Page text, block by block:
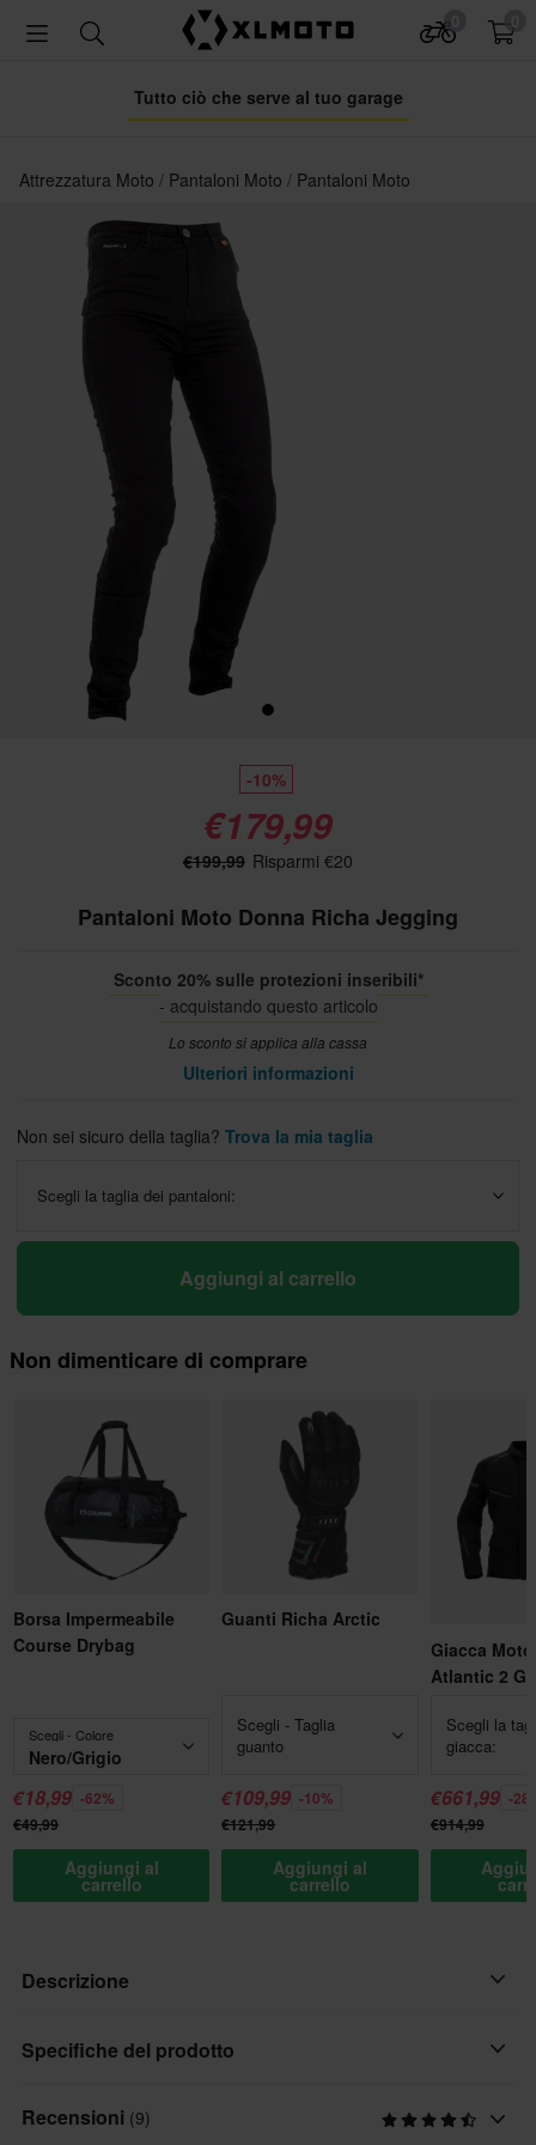
Tutto ciò che serve al tuo garage
Attrezzatura Moto Pantaloni Moto Pantaloni Moto
-10%
€179,99
€199,99 Risparmi €20
Pantaloni Moto Donna Richa Jegging
Sconto 20% sulle protezioni inseribili*
- acquistando questo articolo
Lo sconto si applica alla cassa
Ulteriori informazioni
Non sei sicuro della taglia? Trova la mia taglia
Scegli la taglia dei pantaloni:
Aggiungi al carrello
Non dimenticare di comprare
Borsa Impermeabile
Course Drybag
Scegli - Colore
Nero/Grigio
€18,99 -62%
€49,99
Aggiungi al
carrello
Guanti Richa Arctic
Scegli - Taglia
guanto
€109,99 -10%
€121,99
Aggiungi al
carrello
Giacca
Atlantic 2
Scegli la
giacca:
€661,99 -
€914,99
Descrizione
Se pensavi che i pantaloni da moto sicuri e resistenti non
Questi pantaloni da moto con vestibilità slim sono stati
Specifiche del prodotto
Marchio
Recensioni (9)